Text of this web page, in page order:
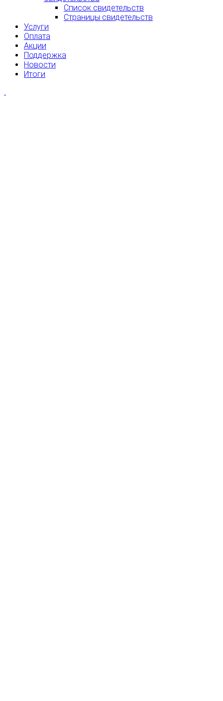
Список свидетельств
Страницы свидетельств
Услуги
Оплата
Акции
Поддержка
Новости
Итоги